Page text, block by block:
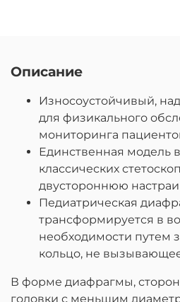
Описание
Износоустойчивый,
для физикального
мониторинга
Единственная модель
классических
двустороннюю
Педиатрическая
трансформируется в
необходимости
кольцо, не
В форме диафрагмы,
головки с меньшим